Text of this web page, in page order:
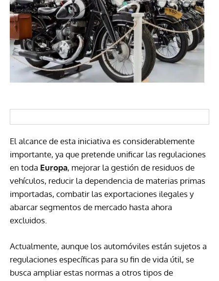
El alcance de esta iniciativa es considerablemente
importante, ya que pretende unificar las regulaciones
en toda Europa, mejorar la gestión de residuos de
vehículos, reducir la dependencia de materias primas
importadas, combatir las exportaciones ilegales y
abarcar segmentos de mercado hasta ahora
excluidos.
Actualmente, aunque los automóviles están sujetos a
regulaciones específicas para su fin de vida útil, se
busca ampliar estas normas a otros tipos de